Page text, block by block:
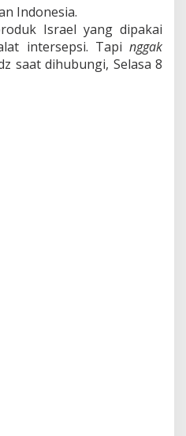
Indonesia.
Israel yang dipakai
intersepsi. Tapi nggak
saat dihubungi, Selasa 8